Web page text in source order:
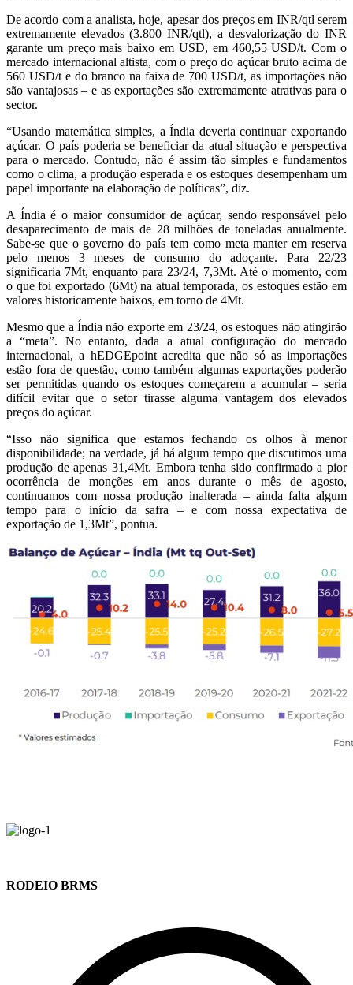
De acordo com a analista, hoje, apesar dos preços em INR/qtl serem
extremamente elevados (3.800 INR/qtl), a desvalorização do INR
garante um preço mais baixo em USD, em 460,55 USD/t. Com o
mercado internacional altista, com o preço do açúcar bruto acima de
560 USD/t e do branco na faixa de 700 USD/t, as importações não
são vantajosas – e as exportações são extremamente atrativas para o
sector.
“Usando matemática simples, a Índia deveria continuar exportando
açúcar. O país poderia se beneficiar da atual situação e perspectiva
para o mercado. Contudo, não é assim tão simples e fundamentos
como o clima, a produção esperada e os estoques desempenham um
papel importante na elaboração de políticas”, diz.
A Índia é o maior consumidor de açúcar, sendo responsável pelo
desaparecimento de mais de 28 milhões de toneladas anualmente.
Sabe-se que o governo do país tem como meta manter em reserva
pelo menos 3 meses de consumo do adoçante. Para 22/23
significaria 7Mt, enquanto para 23/24, 7,3Mt. Até o momento, com
o que foi exportado (6Mt) na atual temporada, os estoques estão em
valores historicamente baixos, em torno de 4Mt.
Mesmo que a Índia não exporte em 23/24, os estoques não atingirão
a “meta”. No entanto, dada a atual configuração do mercado
internacional, a hEDGEpoint acredita que não só as importações
estão fora de questão, como também algumas exportações poderão
ser permitidas quando os estoques começarem a acumular – seria
difícil evitar que o setor tirasse alguma vantagem dos elevados
preços do açúcar.
“Isso não significa que estamos fechando os olhos à menor
disponibilidade; na verdade, já há algum tempo que discutimos uma
produção de apenas 31,4Mt. Embora tenha sido confirmado a pior
ocorrência de monções em anos durante o mês de agosto,
continuamos com nossa produção inalterada – ainda falta algum
tempo para o início da safra – e com nossa expectativa de
exportação de 1,3Mt”, pontua.
RODEIO BRMS